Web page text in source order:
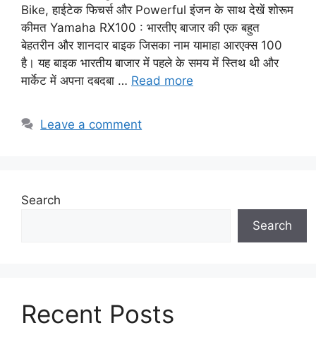
Bike, हाईटेक फिचर्स और Powerful इंजन के साथ देखें शोरूम
कीमत Yamaha RX100 : भारतीए बाजार की एक बहुत
बेहतरीन और शानदार बाइक जिसका नाम यामाहा आरएक्स 100
है। यह बाइक भारतीय बाजार में पहले के समय में स्तिथ थी और
मार्केट में अपना दबदबा … Read more
Leave a comment
Search
Search
Recent Posts